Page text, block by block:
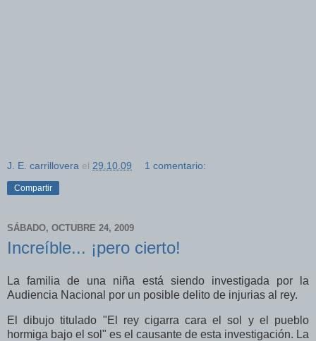
J. E. carrillovera el 29.10.09 1 comentario:
Compartir
SÁBADO, OCTUBRE 24, 2009
Increíble... ¡pero cierto!
La familia de una niña está siendo investigada por la
Audiencia Nacional por un posible delito de injurias al rey.
El dibujo titulado "El rey cigarra cara el sol y el pueblo
hormiga bajo el sol" es el causante de esta investigación. La